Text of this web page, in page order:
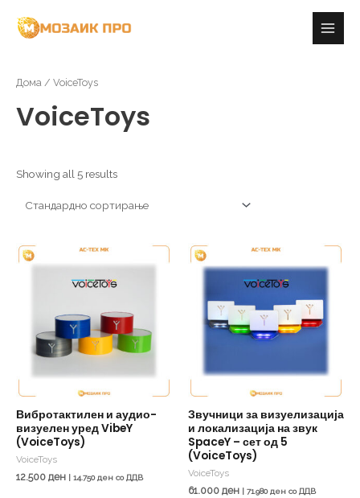
Main
Дома / VoiceToys
VoiceToys
Showing all 5 results
Вибротактилен и аудио-
визуелен уред VibeY
(VoiceToys)
VoiceToys
12.500 ден 14.750ден со ДДВ
Звучници за визуелизација
и локализација на звук
SpaceY – сет од 5
(VoiceToys)
VoiceToys
61.000 ден 71.980ден со ДДВ